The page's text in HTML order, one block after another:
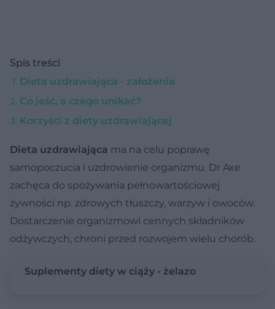
Spis treści
Dieta uzdrawiająca - założenia
Co jeść, a czego unikać?
Korzyści z diety uzdrawiającej
Dieta uzdrawiająca ma na celu poprawę
samopoczucia i uzdrowienie organizmu. Dr Axe
zachęca do spożywania pełnowartościowej
żywności np. zdrowych tłuszczy, warzyw i owoców.
Dostarczenie organizmowi cennych składników
odżywczych, chroni przed rozwojem wielu chorób.
Suplementy diety w ciąży - żelazo